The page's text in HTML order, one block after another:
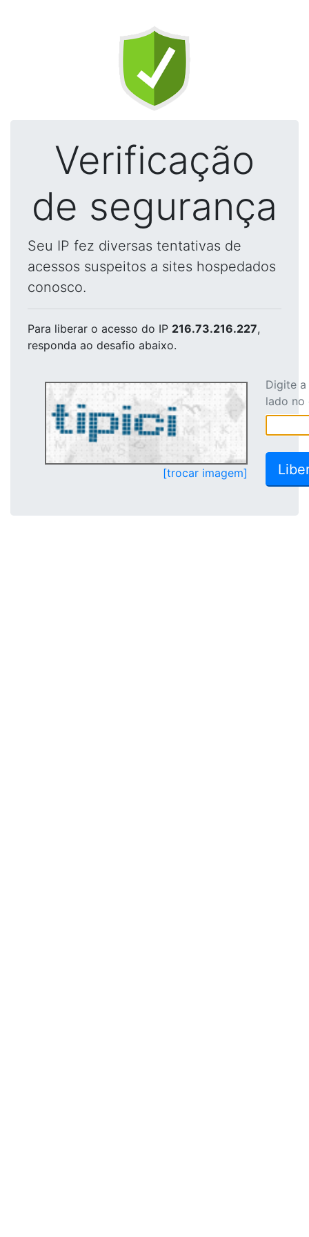
Verificação
de segurança
Seu IP fez diversas tentativas de
acessos suspeitos a sites hospedados
conosco.
Para liberar o acesso do IP 216.73.216.227,
responda ao desafio abaixo.
[trocar imagem]
Digite
lado no